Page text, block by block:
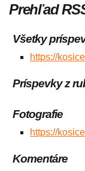
Prehľad
Všetky
https://
Príspevky z
Fotografie
https://
Komentáre